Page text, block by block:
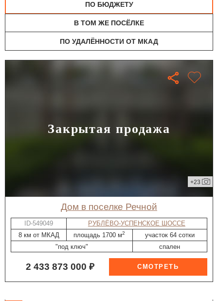
ПО БЮДЖЕТУ
В ТОМ ЖЕ ПОСЁЛКЕ
ПО УДАЛЁННОСТИ ОТ МКАД
Закрытая продажа
+23
дом в поселке Речной
ID-549049
РУБЛЁВО-УСПЕНСКОЕ ШОССЕ
8 км от МКАД
площадь 1700 м2
участок 64 сотки
"под ключ"
спален
2 433 873 000 ₽